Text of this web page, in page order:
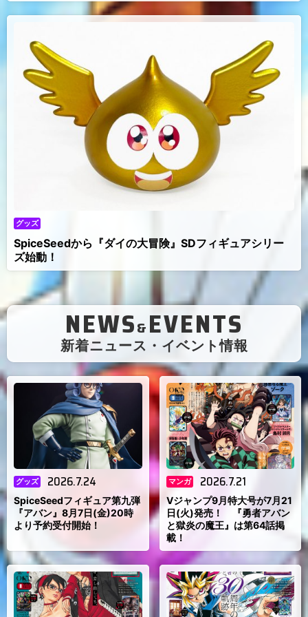
グッズ
SpiceSeedから『ダイの大冒険』SDフィギュアシリー
ズ始動！
NEWS&EVENTS
新着ニュース・イベント情報
）
グッズ 2026.7.24
SpiceSeedフィギュア第九弾
『アバン』8月7日(金)20時
より予約受付開始！
マンガ 2026.7.21
Vジャンプ9月特大号が7月21
日(火)発売！ 『勇者アバン
と獄炎の魔王』は第64話掲
載！